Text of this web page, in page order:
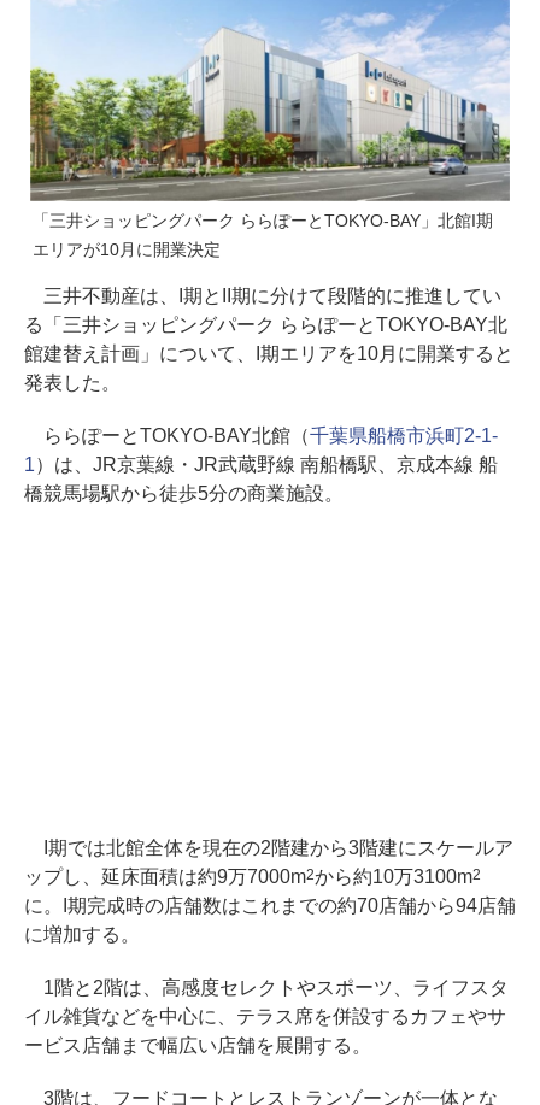
「三井ショッピングパーク ららぽーとTOKYO-BAY」北館I期
エリアが10月に開業決定
三井不動産は、I期とII期に分けて段階的に推進してい
る「三井ショッピングパーク ららぽーとTOKYO-BAY北
館建替え計画」について、I期エリアを10月に開業すると
発表した。
ららぽーとTOKYO-BAY北館（千葉県船橋市浜町2-1-
1）は、JR京葉線・JR武蔵野線 南船橋駅、京成本線 船
橋競馬場駅から徒歩5分の商業施設。
I期では北館全体を現在の2階建から3階建にスケールア
ップし、延床面積は約9万7000m2から約10万3100m2
に。I期完成時の店舗数はこれまでの約70店舗から94店舗
に増加する。
1階と2階は、高感度セレクトやスポーツ、ライフスタ
イル雑貨などを中心に、テラス席を併設するカフェやサ
ービス店舗まで幅広い店舗を展開する。
3階は、フードコートとレストランゾーンが一体とな